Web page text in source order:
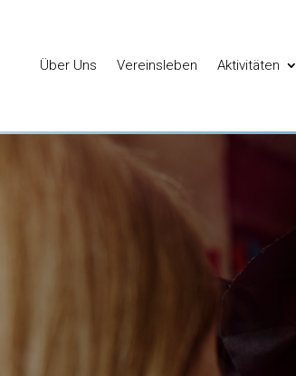
Über Uns Vereinsleben Aktivitäten